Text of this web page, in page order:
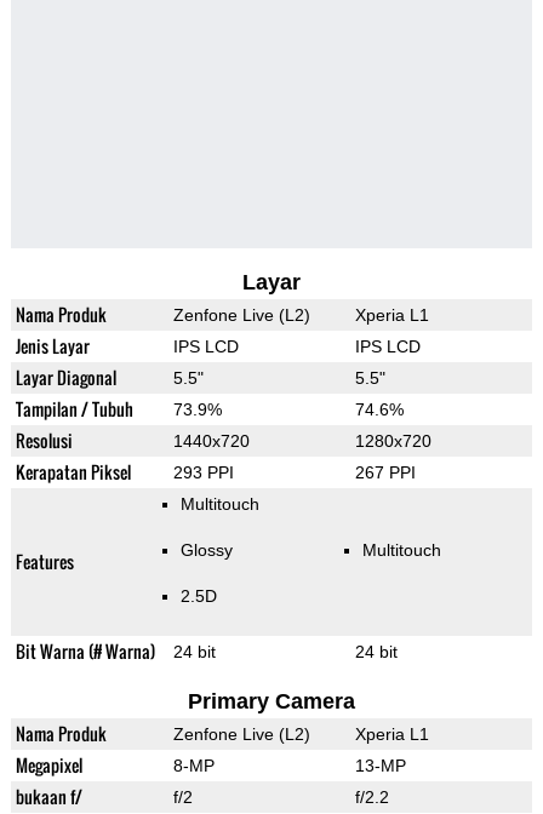
Layar
Nama Produk Zenfone Live (L2) Xperia L1
Jenis Layar IPS LCD IPS LCD
Layar Diagonal 5.5" 5.5"
Tampilan / Tubuh 73.9% 74.6%
Resolusi 1440x720 1280x720
Kerapatan Piksel 293 PPI 267 PPI
Features
Multitouch
Glossy
2.5D
Multitouch
Bit Warna (# Warna) 24 bit 24 bit
Primary Camera
Nama Produk Zenfone Live (L2) Xperia L1
Megapixel 8-MP 13-MP
bukaan f/ f/2 f/2.2